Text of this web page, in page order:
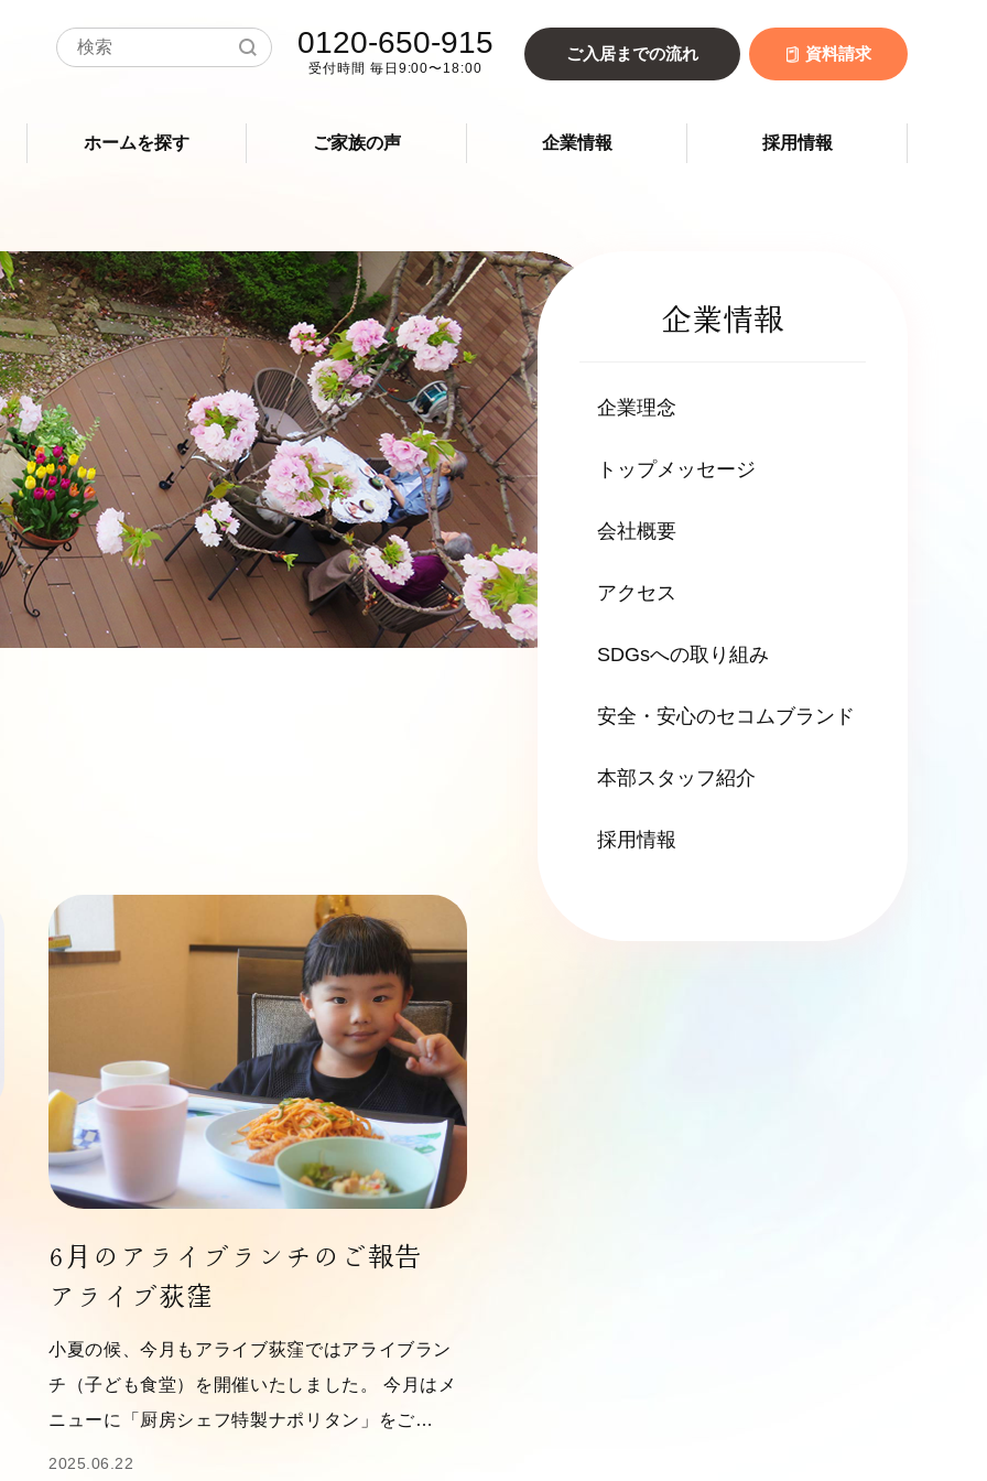
0120-650-915
受付時間 毎日9:00〜18:00
ご入居までの流れ 資料請求
ホームを探す ご家族の声 企業情報 採用情報
企業情報
企業理念
トップメッセージ
会社概要
アクセス
SDGsへの取り組み
安全・安心のセコムブランド
本部スタッフ紹介
採用情報
6月のアライブランチのご報告
アライブ荻窪
小夏の候、今月もアライブ荻窪ではアライブラン
チ（子ども食堂）を開催いたしました。 今月はメ
ニューに「厨房シェフ特製ナポリタン」をご…
2025.06.22